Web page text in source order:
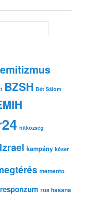
BZSH Bét Sálom
hitközség
Izrael kampány kóser
memento
responzum ros hasana